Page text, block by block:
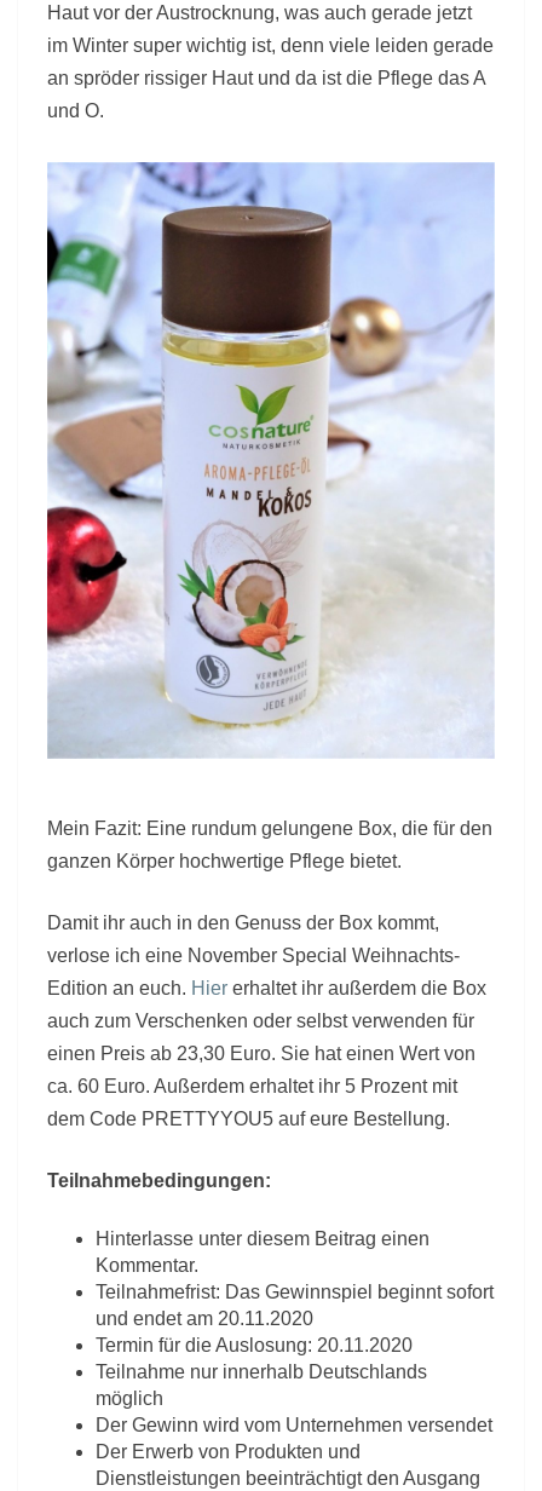
Haut vor der Austrocknung, was auch gerade jetzt
im Winter super wichtig ist, denn viele leiden gerade
an spröder rissiger Haut und da ist die Pflege das A
und O.
Mein Fazit: Eine rundum gelungene Box, die für den
ganzen Körper hochwertige Pflege bietet.
Damit ihr auch in den Genuss der Box kommt,
verlose ich eine November Special Weihnachts-
Edition an euch. Hier erhaltet ihr außerdem die Box
auch zum Verschenken oder selbst verwenden für
einen Preis ab 23,30 Euro. Sie hat einen Wert von
ca. 60 Euro. Außerdem erhaltet ihr 5 Prozent mit
dem Code PRETTYYOU5 auf eure Bestellung.
Teilnahmebedingungen:
Hinterlasse unter diesem Beitrag einen
Kommentar.
Teilnahmefrist: Das Gewinnspiel beginnt sofort
und endet am 20.11.2020
Termin für die Auslosung: 20.11.2020
Teilnahme nur innerhalb Deutschlands
möglich
Der Gewinn wird vom Unternehmen versendet
Der Erwerb von Produkten und
Dienstleistungen beeinträchtigt den Ausgang